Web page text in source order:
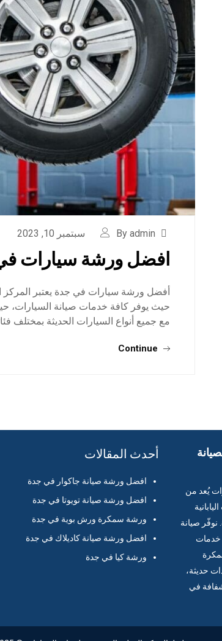
By admin سبتمبر 10, 2023
افضل ورشة سيارات
أفضل ورشة سيارات في جدة يعتبر
حيث يوفر كافة خدمات صيانة السيارات،
مع جميع أنواع السيارات الحديثة بمختلف
Continue
يُعد من
نوفّر صيانة
خدمات
حديثة،
في
أحدث المقالات
افضل ورشة صيانة جاكوار في جدة
افضل ورشة صيانة تويوتا في جدة
ورشة سمكرة ورش بوية في جدة
افضل ورشة صيانة كاديلاك في جدة
ورشة كيا في جدة